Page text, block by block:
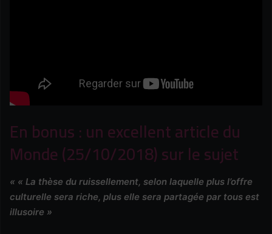
En bonus : un excellent article du
Monde (25/10/2018) sur le sujet
« « La thèse du ruissellement, selon laquelle plus l’offre
culturelle sera riche, plus elle sera partagée par tous est
illusoire »